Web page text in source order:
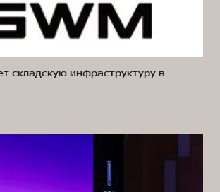
складскую инфраструктуру в